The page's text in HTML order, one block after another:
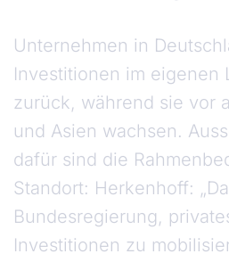
Unternehmen in
Investitionen im eigenen
zurück, während sie vor
und Asien wachsen.
dafür sind die
Standort: Herkenhoff:
Bundesregierung,
Investitionen zu